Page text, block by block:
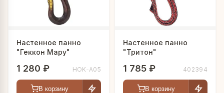
Настенное панно
"Геккон Мару"
1 280 ₽ HOK-A05
В корзину
Настенное панно
"Тритон"
1 785 ₽ 402394
В корзину